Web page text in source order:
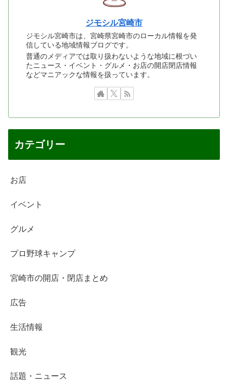
ジモシル宮崎市
ジモシル宮崎市は、宮崎県宮崎市のローカル情報を発
信している地域情報ブログです。
普通のメディアでは取り扱わないような地域に根づい
たニュース・イベント・グルメ・お店の開店閉店情報
などマニアックな情報を扱っています。
カテゴリー
お店
イベント
グルメ
プロ野球キャンプ
宮崎市の開店・閉店まとめ
広告
生活情報
観光
話題・ニュース